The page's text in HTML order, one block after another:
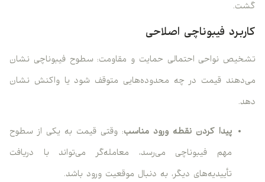
گشت.
کاربرد فیبوناچی اصلاحی
تشخیص نواحی احتمالی حمایت و مقاومت: سطوح فیبوناچی نشان
می‌دهند قیمت در چه محدوده‌هایی متوقف شود یا واکنش نشان
دهد.
پیدا کردن نقطه ورود مناسب: وقتی قیمت به یکی از سطوح
مهم فیبوناچی می‌رسد، معامله‌گر می‌تواند با دریافت
تأییدیه‌های دیگر، به دنبال موقعیت ورود باشد.